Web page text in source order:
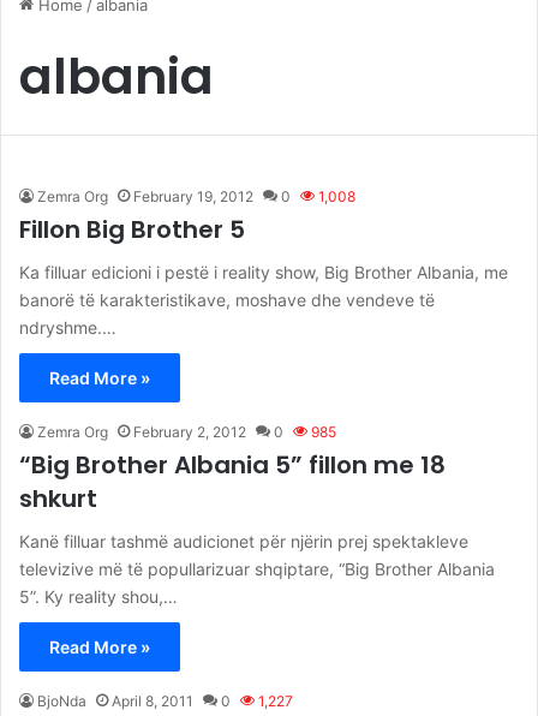
Home /albania
albania
Zemra Org February 19, 2012 0 1,008
Fillon Big Brother 5
Ka filluar edicioni i pestë i reality show, Big Brother Albania, me
banorë të karakteristikave, moshave dhe vendeve të
ndryshme.…
Read More »
Zemra Org February 2, 2012 0 985
“Big Brother Albania 5” fillon me 18
shkurt
Kanë filluar tashmë audicionet për njërin prej spektakleve
televizive më të popullarizuar shqiptare, “Big Brother Albania
5”. Ky reality shou,…
Read More »
BjoNda April 8, 2011 0 1,227